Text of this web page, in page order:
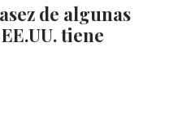
de algunas
tiene